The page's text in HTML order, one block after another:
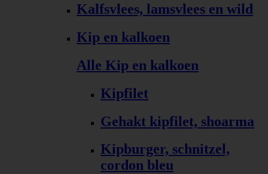
Kalfsvlees, lamsvlees en wild
Kip en kalkoen
Alle Kip en kalkoen
Kipfilet
Gehakt kipfilet, shoarma
Kipburger, schnitzel,
cordon bleu